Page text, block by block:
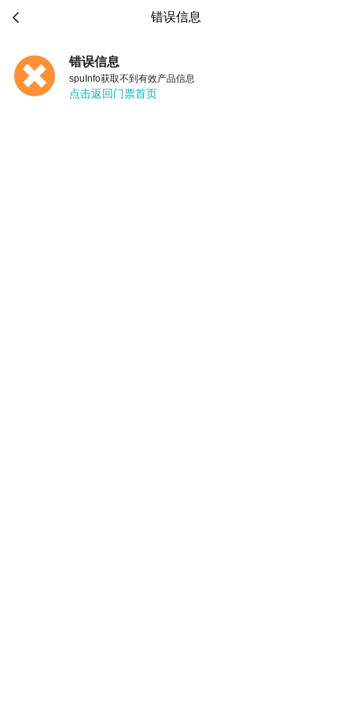
 错误信息
错误信息
spuInfo获取不到有效产品信息
点击返回门票首页